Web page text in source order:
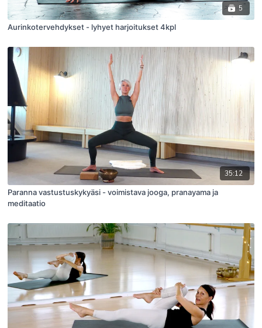
5
Aurinkotervehdykset - lyhyet harjoitukset 4kpl
35:12
Paranna vastustuskykyäsi - voimistava jooga, pranayama ja
meditaatio